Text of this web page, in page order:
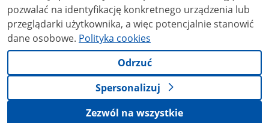
pozwalać na identyfikację konkretnego urządzenia lub
przeglądarki użytkownika, a więc potencjalnie stanowić
dane osobowe. Polityka cookies
Odrzuć
Spersonalizuj
Zezwól na wszystkie